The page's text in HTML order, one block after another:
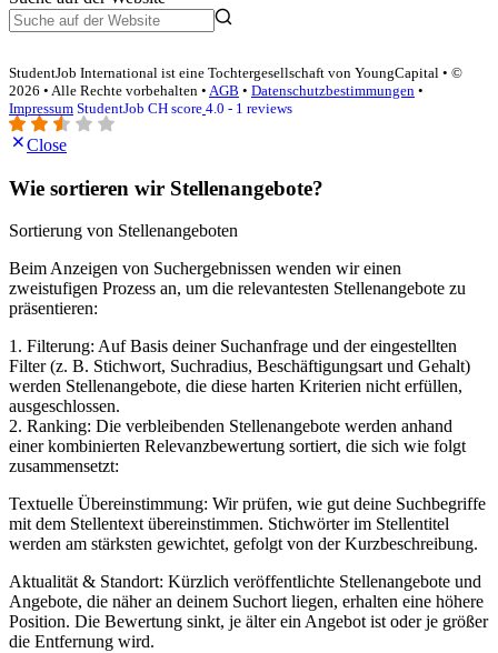
StudentJob International ist eine Tochtergesellschaft von YoungCapital • ©
2026 • Alle Rechte vorbehalten • AGB • Datenschutzbestimmungen •
Impressum StudentJob CH score 4.0 - 1 reviews
Close
Wie sortieren wir Stellenangebote?
Sortierung von Stellenangeboten
Beim Anzeigen von Suchergebnissen wenden wir einen
zweistufigen Prozess an, um die relevantesten Stellenangebote zu
präsentieren:
1. Filterung: Auf Basis deiner Suchanfrage und der eingestellten
Filter (z. B. Stichwort, Suchradius, Beschäftigungsart und Gehalt)
werden Stellenangebote, die diese harten Kriterien nicht erfüllen,
ausgeschlossen.
2. Ranking: Die verbleibenden Stellenangebote werden anhand
einer kombinierten Relevanzbewertung sortiert, die sich wie folgt
zusammensetzt:
Textuelle Übereinstimmung: Wir prüfen, wie gut deine Suchbegriffe
mit dem Stellentext übereinstimmen. Stichwörter im Stellentitel
werden am stärksten gewichtet, gefolgt von der Kurzbeschreibung.
Aktualität & Standort: Kürzlich veröffentlichte Stellenangebote und
Angebote, die näher an deinem Suchort liegen, erhalten eine höhere
Position. Die Bewertung sinkt, je älter ein Angebot ist oder je größer
die Entfernung wird.